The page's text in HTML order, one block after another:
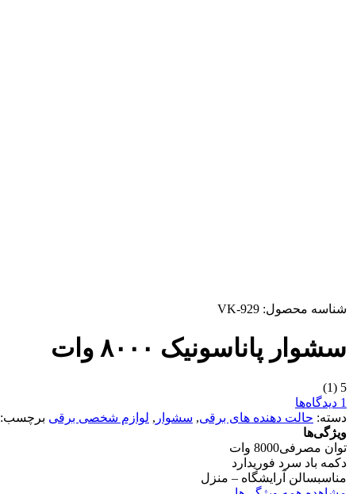
شناسه محصول: VK-929
سشوار پاناسونیک ۸۰۰۰ وات
5
(1)
1 دیدگاه‌ها
دسته: حالت دهنده های برقی, سشوار , لوازم شخصی برقی برچسب:
ویژگی‌ها
توان مصرفی8000 وات
دکمه باد سرد فوریدارد
مناسبسالن آرایشگاه – منزل